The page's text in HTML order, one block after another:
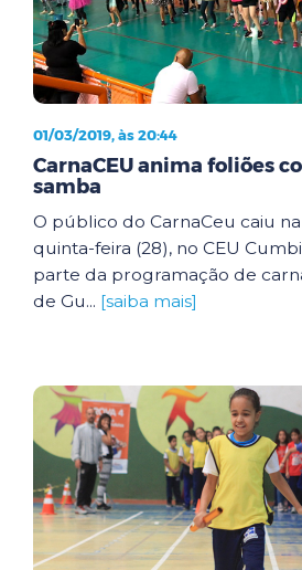
01/03/2019, às 20:44
CarnaCEU anima foliões
samba
O público do CarnaCeu caiu
quinta-feira (28), no CEU
parte da programação de
de Gu... [saiba mais]